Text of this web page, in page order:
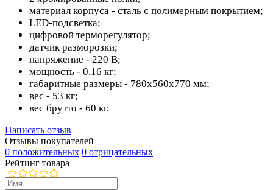
материал корпуса - сталь с полимерным покрытием;
LED-подсветка;
цифровой терморегулятор;
датчик разморозки;
напряжение - 220 В;
мощность - 0,16 кг;
габаритные размеры - 780x560x770 мм;
вес - 53 кг;
вес брутто - 60 кг.
Написать отзыв
Отзывы покупателей
0 положительных 0 отрицательных
Рейтинг товара